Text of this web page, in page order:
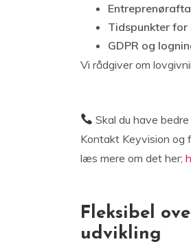
Tidspunkter
GDPR og
Vi rådgiver om
Skal du have
Kontakt Keyvision og
læs mere om det her;
Fleksibel
udvikling